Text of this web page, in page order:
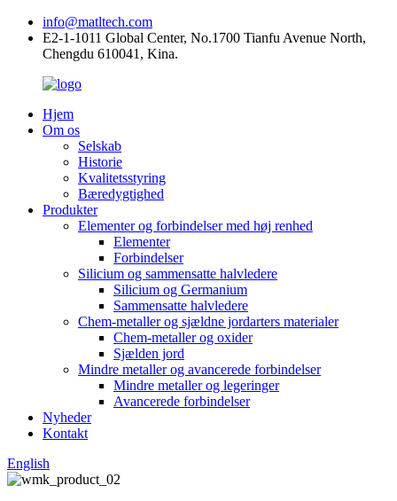
info@matltech.com
E2-1-1011 Global Center, No.1700 Tianfu Avenue North,
Chengdu 610041, Kina.
Hjem
Om os
Selskab
Historie
Kvalitetsstyring
Bæredygtighed
Produkter
Elementer og forbindelser med høj renhed
Elementer
Forbindelser
Silicium og sammensatte halvledere
Silicium og Germanium
Sammensatte halvledere
Chem-metaller og sjældne jordarters materialer
Chem-metaller og oxider
Sjælden jord
Mindre metaller og avancerede forbindelser
Mindre metaller og legeringer
Avancerede forbindelser
Nyheder
Kontakt
English